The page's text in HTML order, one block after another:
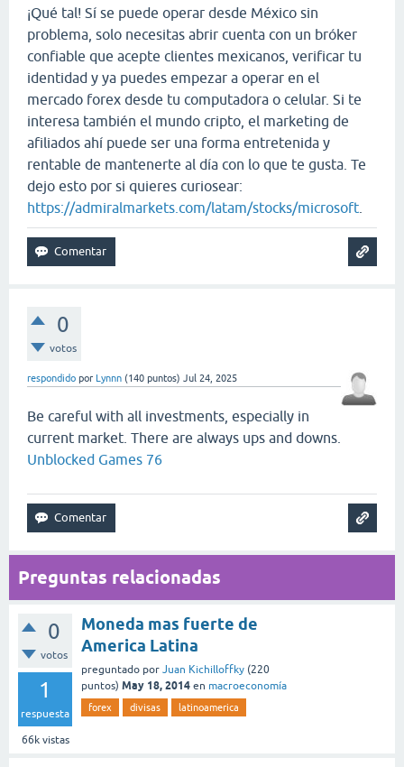
¡Qué tal! Sí se puede operar desde México sin
problema, solo necesitas abrir cuenta con un bróker
confiable que acepte clientes mexicanos, verificar tu
identidad y ya puedes empezar a operar en el
mercado forex desde tu computadora o celular. Si te
interesa también el mundo cripto, el marketing de
afiliados ahí puede ser una forma entretenida y
rentable de mantenerte al día con lo que te gusta. Te
dejo esto por si quieres curiosear:
https://admiralmarkets.com/latam/stocks/microsoft
0
votos
respondido por Lynnn (140 puntos) Jul 24, 2025
Be careful with all investments, especially in
current market. There are always ups and downs.
Unblocked Games 76
Preguntas relacionadas
0
votos
1
respuesta
66kvistas
Moneda mas fuerte de
America Latina
preguntado por Juan Kichilloffky (220
puntos) May 18, 2014 en macroeconomía
forex divisas latinoamerica